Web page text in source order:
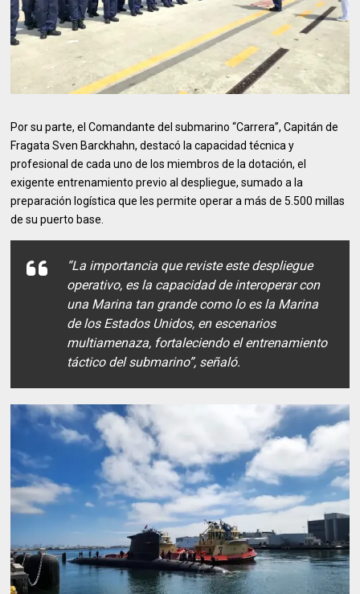
Por su parte, el Comandante del submarino “Carrera”, Capitán de
Fragata Sven Barckhahn, destacó la capacidad técnica y
profesional de cada uno de los miembros de la dotación, el
exigente entrenamiento previo al despliegue, sumado a la
preparación logística que les permite operar a más de 5.500 millas
de su puerto base.
“La importancia que reviste este despliegue
operativo, es la capacidad de interoperar con
una Marina tan grande como lo es la Marina
de los Estados Unidos, en escenarios
multiamenaza, fortaleciendo el entrenamiento
táctico del submarino”, señaló.